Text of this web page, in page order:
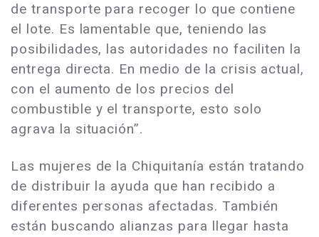
de transporte para recoger lo que contiene
el lote. Es lamentable que, teniendo las
posibilidades, las autoridades no faciliten la
entrega directa. En medio de la crisis actual,
con el aumento de los precios del
combustible y el transporte, esto solo
agrava la situación”.
Las mujeres de la Chiquitanía están tratando
de distribuir la ayuda que han recibido a
diferentes personas afectadas. También
están buscando alianzas para llegar hasta